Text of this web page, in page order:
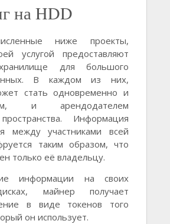
на HDD
ниже проекты,
услугой предоставляют
для большого
В каждом из них,
стать одновременно и
и арендодателем
Информация
между участниками всей
таким образом, что
только её владельцу.
информации на своих
майнер получает
в виде токенов того
он использует.